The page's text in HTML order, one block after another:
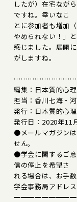
したが）在宅なが
ですね。幸いなこ
とに参加者も増加
やめられない！」と
感じました。展開
がしますね。
編集：日本質的心
担当：香川七海・
発行：日本質的
発行日：2020年11
●メールマガジン
せん。
●学会に関するご
信の停止を希望さ
れる場合は、お手
学会事務局アド